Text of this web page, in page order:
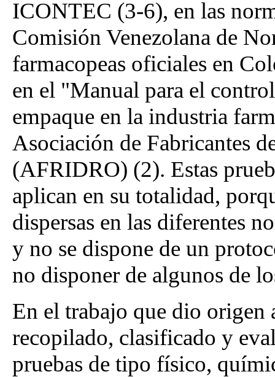
ICONTEC (3-6), en las
Comisión Venezolana de
farmacopeas oficiales en
en el "Manual para el
empaque en la industria
Asociación de Fabricantes
(AFRIDRO) (2). Estas
aplican en su totalidad,
dispersas en las diferentes
y no se dispone de un
no disponer de algunos de
En el trabajo que dio origen
recopilado, clasificado y
pruebas de tipo físico,